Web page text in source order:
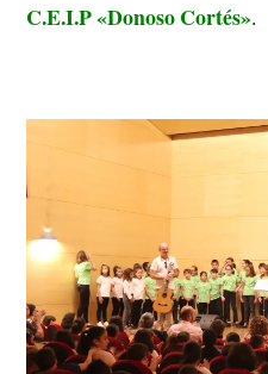
C.E.I.P «Donoso Cortés».